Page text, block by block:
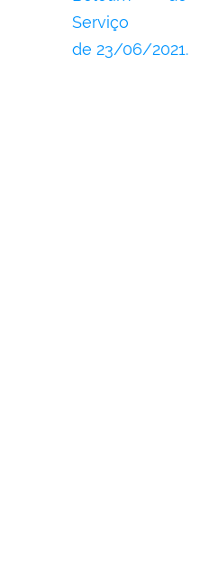
Serviço
de 23/06/2021.